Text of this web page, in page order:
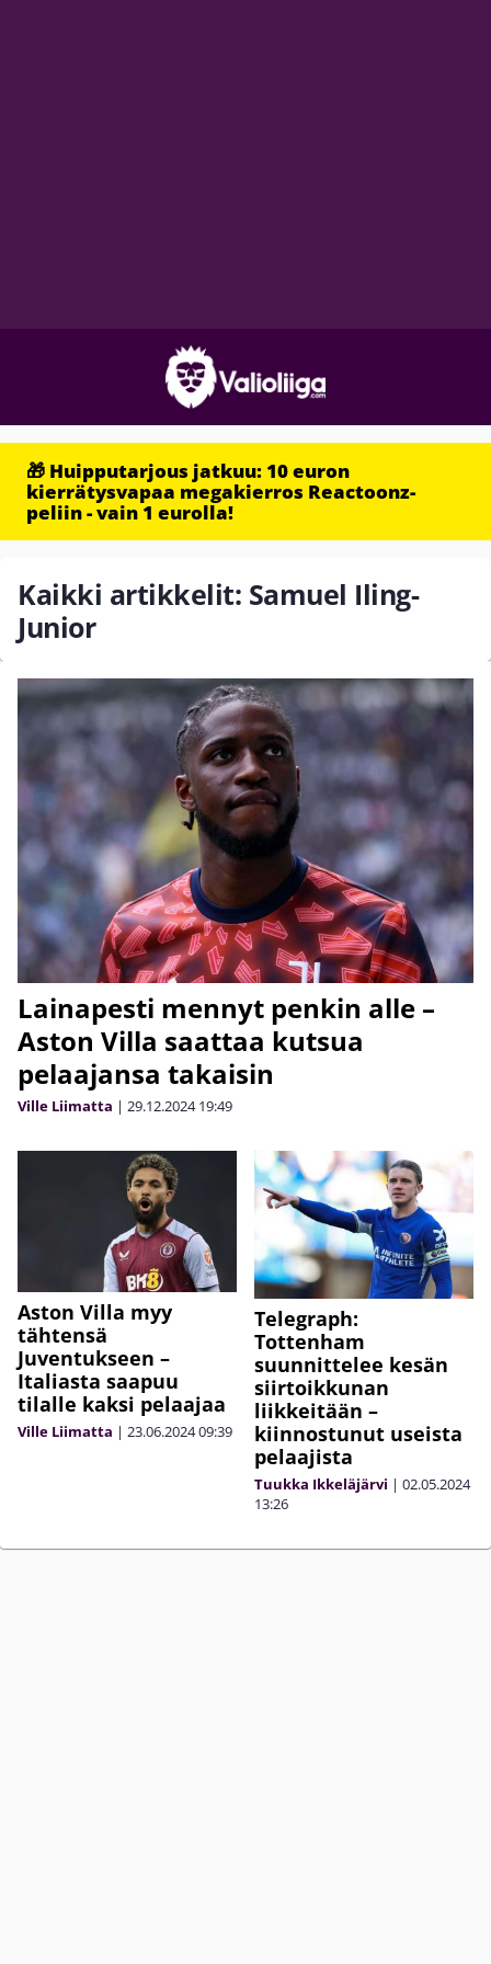
🎁 Huipputarjous jatkuu: 10 euron
kierrätysvapaa megakierros Reactoonz-
peliin - vain 1 eurolla!
Kaikki artikkelit: Samuel Iling-
Junior
Lainapesti mennyt penkin alle –
Aston Villa saattaa kutsua
pelaajansa takaisin
Ville Liimatta | 29.12.2024 19:49
Aston Villa myy
tähtensä
Juventukseen –
Italiasta saapuu
tilalle kaksi pelaajaa
Ville Liimatta | 23.06.202409:39
Telegraph:
Tottenham
suunnittelee kesän
siirtoikkunan
liikkeitään –
kiinnostunut useista
pelaajista
Tuukka Ikkeläjärvi | 02.05.2024
13:26